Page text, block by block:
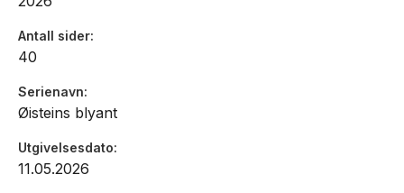
Antall sider
40
Serienavn
Øisteins blyant
Utgivelsesdato
11.05.2026